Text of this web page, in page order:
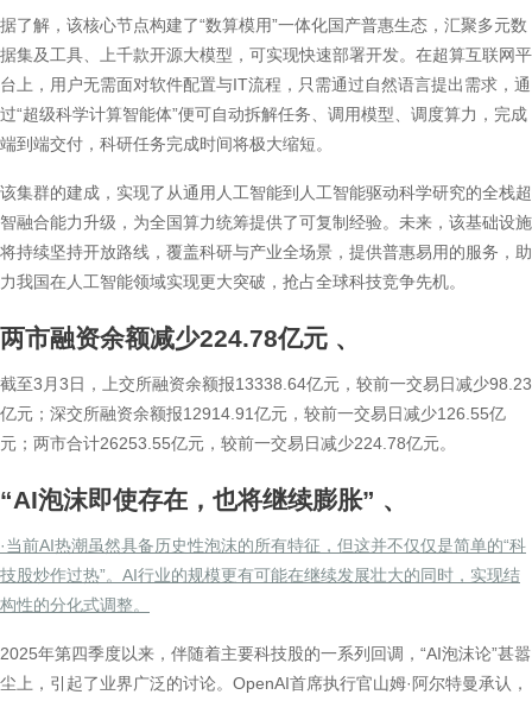
据了解，该核心节点构建了“数算模用”一体化国产普惠生态，汇聚多元数
据集及工具、上千款开源大模型，可实现快速部署开发。在超算互联网平
台上，用户无需面对软件配置与IT流程，只需通过自然语言提出需求，通
过“超级科学计算智能体”便可自动拆解任务、调用模型、调度算力，完成
端到端交付，科研任务完成时间将极大缩短。
该集群的建成，实现了从通用人工智能到人工智能驱动科学研究的全栈超
智融合能力升级，为全国算力统筹提供了可复制经验。未来，该基础设施
将持续坚持开放路线，覆盖科研与产业全场景，提供普惠易用的服务，助
力我国在人工智能领域实现更大突破，抢占全球科技竞争先机。
两市融资余额减少224.78亿元 、
截至3月3日，上交所融资余额报13338.64亿元，较前一交易日减少98.23
亿元；深交所融资余额报12914.91亿元，较前一交易日减少126.55亿
元；两市合计26253.55亿元，较前一交易日减少224.78亿元。
“AI泡沫即使存在，也将继续膨胀” 、
·当前AI热潮虽然具备历史性泡沫的所有特征，但这并不仅仅是简单的“科
技股炒作过热”。AI行业的规模更有可能在继续发展壮大的同时，实现结
构性的分化式调整。
2025年第四季度以来，伴随着主要科技股的一系列回调，“AI泡沫论”甚嚣
尘上，引起了业界广泛的讨论。OpenAI首席执行官山姆·阿尔特曼承认，